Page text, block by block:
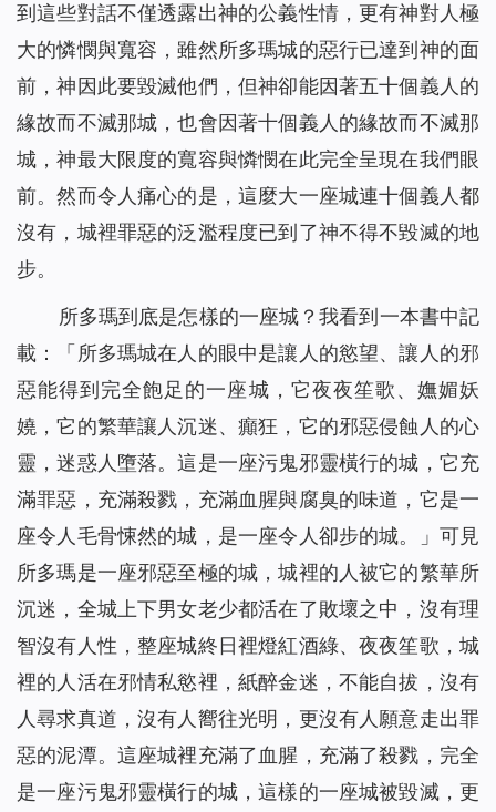
到這些對話不僅透露出神的公義性情，更有神對人極
大的憐憫與寬容，雖然所多瑪城的惡行已達到神的面
前，神因此要毀滅他們，但神卻能因著五十個義人的
緣故而不滅那城，也會因著十個義人的緣故而不滅那
城，神最大限度的寬容與憐憫在此完全呈現在我們眼
前。然而令人痛心的是，這麼大一座城連十個義人都
沒有，城裡罪惡的泛濫程度已到了神不得不毀滅的地
步。
所多瑪到底是怎樣的一座城？我看到一本書中記
載：「 所多瑪城在人的眼中是讓人的慾望、讓人的邪
惡能得到完全飽足的一座城，它夜夜笙歌、嫵媚妖
嬈，它的繁華讓人沉迷、癲狂，它的邪惡侵蝕人的心
靈，迷惑人墮落。這是一座污鬼邪靈橫行的城，它充
滿罪惡，充滿殺戮，充滿血腥與腐臭的味道，它是一
座令人毛骨悚然的城，是一座令人卻步的城。
」可見
所多瑪是一座邪惡至極的城，城裡的人被它的繁華所
沉迷，全城上下男女老少都活在了敗壞之中，沒有理
智沒有人性，整座城終日裡燈紅酒綠、夜夜笙歌，城
裡的人活在邪情私慾裡，紙醉金迷，不能自拔，沒有
人尋求真道，沒有人嚮往光明，更沒有人願意走出罪
惡的泥潭。這座城裡充滿了血腥，充滿了殺戮，完全
是一座污鬼邪靈橫行的城，這樣的一座城被毀滅，更